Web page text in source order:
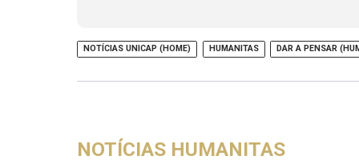
NOTÍCIAS UNICAP (HOME) HUMANITAS DAR A PENSAR
NOTÍCIAS HUMANITAS